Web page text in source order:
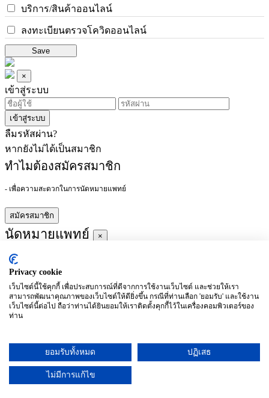
บริการ/สินค้าออนไลน์
ลงทะเบียนตรวจโควิดออนไลน์
Save
×
เข้าสู่ระบบ
เข้าสู่ระบบ
ลืมรหัสผ่าน?
หากยังไม่ได้เป็นสมาชิก
ทำไมต้องสมัครสมาชิก
- เพื่อความสะดวกในการนัดหมายแพทย์
สมัครสมาชิก
นัดหมายแพทย์ ×
ผู้ชำนาญการ
ประจำ :
อาทิตย์
จันทร์
(27/09)
อังคาร
(28/09)
พุธ
พฤหัสบดี
ศุกร์
เสาร์
Privacy cookie
เว็บไซต์นี้ใช้คุกกี้ เพื่อประสบการณ์ที่ดีจากการใช้งานเว็บไซต์ และช่วยให้เรา
สามารถพัฒนาคุณภาพของเว็บไซต์ให้ดียิ่งขึ้น กรณีที่ท่านเลือก 'ยอมรับ' และใช้งาน
เว็บไซต์นี้ต่อไป ถือว่าท่านได้ยินยอมให้เราติดตั้งคุกกี้ไว้ในเครื่องคอมพิวเตอร์ของ
ท่าน
ยอมรับทั้งหมด ปฏิเสธ
ไม่มีการแก้ไข